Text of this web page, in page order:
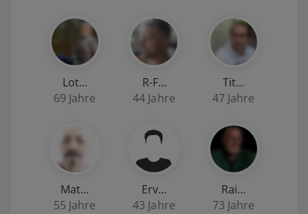
Lot…
69 Jahre
R-F…
44 Jahre
Tit…
47 Jahre
Mat…
55 Jahre
Erv…
43 Jahre
Rai…
73 Jahre